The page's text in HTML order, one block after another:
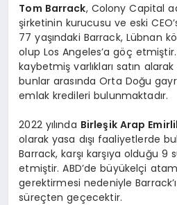
Tom Barrack, Colony Capital
şirketinin kurucusu ve eski
77 yaşındaki Barrack, Lübnan
olup Los Angeles’a göç
kaybetmiş varlıkları satın
bunlar arasında Orta Doğu
emlak kredileri bulunmaktadır.
2022 yılında Birleşik Arap
olarak yasa dışı faaliyetlerde
Barrack, karşı karşıya olduğu
etmiştir. ABD’de büyükelçi
gerektirmesi nedeniyle
süreçten geçecektir.